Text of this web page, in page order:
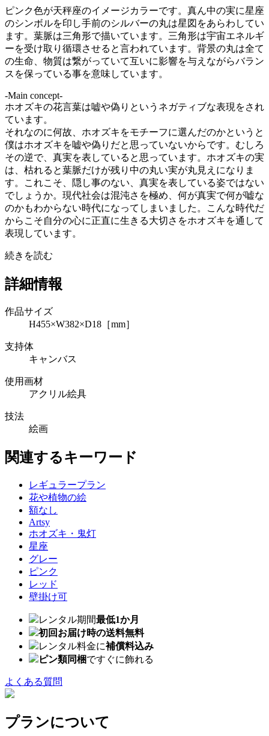
ピンク色が天秤座のイメージカラーです。真ん中の実に星座
のシンボルを印し手前のシルバーの丸は星図をあらわしてい
ます。葉脈は三角形で描いています。三角形は宇宙エネルギ
ーを受け取り循環させると言われています。背景の丸は全て
の生命、物質は繋がっていて互いに影響を与えながらバラン
スを保っている事を意味しています。
-Main concept-
ホオズキの花言葉は嘘や偽りというネガティブな表現をされ
ています。
それなのに何故、ホオズキをモチーフに選んだのかというと
僕はホオズキを嘘や偽りだと思っていないからです。むしろ
その逆で、真実を表していると思っています。ホオズキの実
は、枯れると葉脈だけが残り中の丸い実が丸見えになりま
す。これこそ、隠し事のない、真実を表している姿ではない
でしょうか。現代社会は混沌さを極め、何が真実で何が嘘な
のかもわからない時代になってしまいました。こんな時代だ
からこそ自分の心に正直に生きる大切さをホオズキを通して
表現しています。
続きを読む
詳細情報
作品サイズ
H455×W382×D18［mm］
支持体
キャンバス
使用画材
アクリル絵具
技法
絵画
関連するキーワード
レギュラープラン
花や植物の絵
額なし
Artsy
ホオズキ・鬼灯
星座
グレー
ピンク
レッド
壁掛け可
レンタル期間最低1か月
初回お届け時の送料無料
レンタル料金に補償料込み
ピン類同梱ですぐに飾れる
よくある質問
プランについて